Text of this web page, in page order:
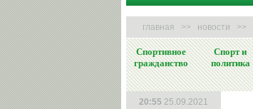
главная >> новости >>
Спортивное
гражданство
Спорт и
политика
20:55 25.09.2021